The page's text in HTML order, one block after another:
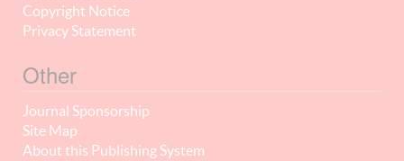
Copyright Notice
Privacy Statement
Other
Journal Sponsorship
Site Map
About this Publishing System